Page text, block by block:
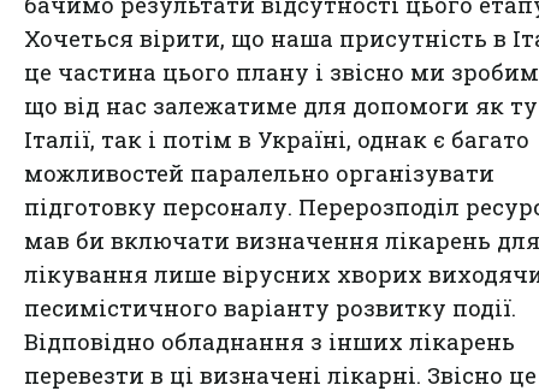
Хочеться вірити, що наша присутність в
це частина цього плану і звісно ми
що від нас залежатиме для допомоги як
Італії, так і потім в Україні, однак є багато
можливостей паралельно організувати
підготовку персоналу. Перерозподіл
мав би включати визначення лікарень для
лікування лише вірусних хворих
песимістичного варіанту розвитку події.
Відповідно обладнання з інших лікарень
перевезти в ці визначені лікарні. Звісно